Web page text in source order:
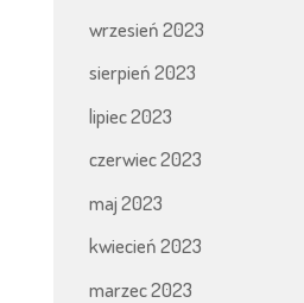
wrzesień 2023
sierpień 2023
lipiec 2023
czerwiec 2023
maj 2023
kwiecień 2023
marzec 2023